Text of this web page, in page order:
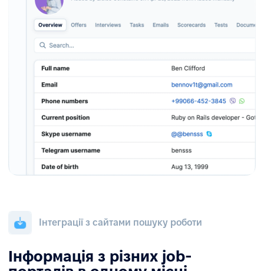
Інтеграції з сайтами пошуку роботи
Інформація з різних job-